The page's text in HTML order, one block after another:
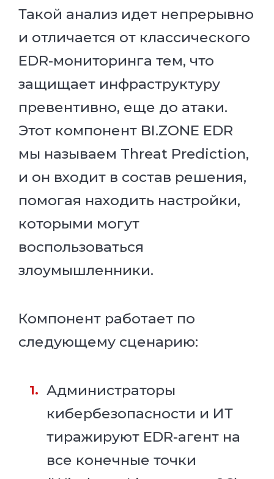
Такой анализ идет непрерывно
и отличается от классического
EDR-мониторинга тем, что
защищает инфраструктуру
превентивно, еще до атаки.
Этот компонент BI.ZONE EDR
мы называем Threat Prediction,
и он входит в состав решения,
помогая находить настройки,
которыми могут
воспользоваться
злоумышленники.
Компонент работает по
следующему сценарию:
Администраторы
кибербезопасности и ИТ
тиражируют EDR-агент на
все конечные точки